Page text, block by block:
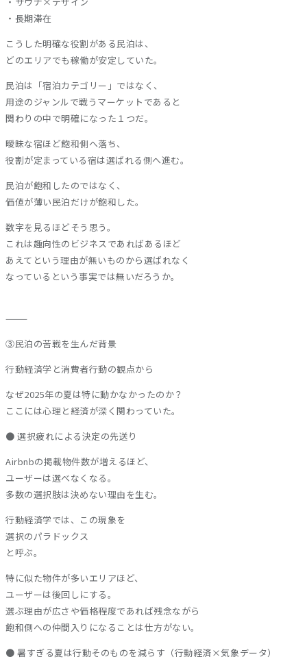
・長期滞在
こうした明確な役割がある民泊は、
どのエリアでも稼働が安定していた。
民泊は「宿泊カテゴリー」ではなく、
用途のジャンルで戦うマーケットであると
関わりの中で明確になった１つだ。
曖昧な宿ほど飽和側へ落ち、
役割が定まっている宿は選ばれる側へ進む。
民泊が飽和したのではなく、
価値が薄い民泊だけが飽和した。
数字を見るほどそう思う。
これは趣向性のビジネスであればあるほど
あえてという理由が無いものから選ばれなく
なっているという事実では無いだろうか。
⸻
③民泊の苦戦を生んだ背景
行動経済学と消費者行動の観点から
なぜ2025年の夏は特に動かなかったのか？
ここには心理と経済が深く関わっていた。
● 選択疲れによる決定の先送り
Airbnbの掲載物件数が増えるほど、
ユーザーは選べなくなる。
多数の選択肢は決めない理由を生む。
行動経済学では、この現象を
選択のパラドックス
と呼ぶ。
特に似た物件が多いエリアほど、
ユーザーは後回しにする。
選ぶ理由が広さや価格程度であれば残念ながら
飽和側への仲間入りになることは仕方がない。
● 暑すぎる夏は行動そのものを減らす（行動経済×気象データ）